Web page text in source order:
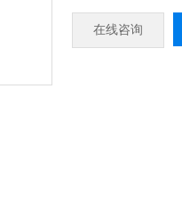
在线咨询